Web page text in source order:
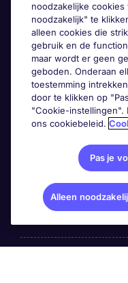
Prix
noodzakelijke
noodzakelijk" te
alleen cookies die
gebruik en de
maar wordt er geen
geboden. Onderaan
toestemming
door te klikken op
"Cookie-instellingen".
ons cookiebeleid.
Pas je
Alleen